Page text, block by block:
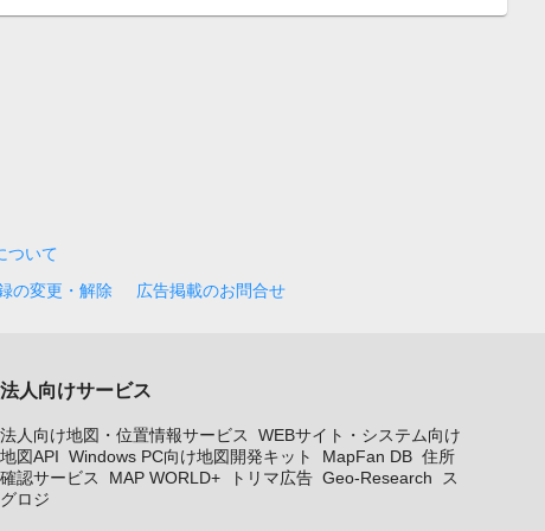
ついて
の変更・解除 広告掲載のお問合せ
法人向けサービス
法人向け地図・位置情報サービス
WEBサイト・システム向け
地図API Windows PC向け地図開発キット MapFan DB 住所
確認サービス
MAP WORLD+ トリマ広告 Geo-Research
ス
グロジ